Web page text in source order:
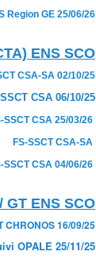
Region GE 25/06/26
ENS SCO
CSA-SA 02/10/25
CSA 06/10/25
SSCT CSA 25/03/26
FS-SSCT CSA-SA
SSCT CSA 04/06/26
GT ENS SCO
CHRONOS 16/09/25
OPALE 25/11/25